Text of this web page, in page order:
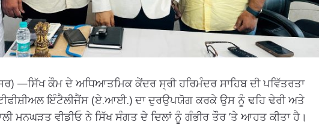
—ਸਿੱਖ ਕੌਮ ਦੇ ਅਧਿਆਤਮਿਕ ਕੇਂਦਰ ਸ੍ਰੀ ਹਰਿਮੰਦਰ ਸਾਹਿਬ ਦੀ ਪਵਿੱਤਰਤਾ
ਇੰਟੈਲੀਜੈਂਸ (ਏ.ਆਈ.) ਦਾ ਦੁਰਉਪਯੋਗ ਕਰਕੇ ਉਸ ਨੂੰ ਢਹਿ ਢੇਰੀ ਅਤੇ
ਮਨਘੜਤ ਵੀਡੀਓ ਨੇ ਸਿੱਖ ਸੰਗਤ ਦੇ ਦਿਲਾਂ ਨੂੰ ਗੰਭੀਰ ਤੌਰ ’ਤੇ ਆਹਤ ਕੀਤਾ ਹੈ।